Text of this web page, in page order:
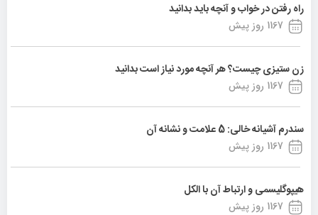
راه رفتن در خواب و آنچه باید بدانید
1167 روز پیش
زن ستیزی چیست؟ هر آنچه مورد نیاز است بدانید
1167 روز پیش
سندرم آشیانه خالی: 5 علامت و نشانه آن
1167 روز پیش
هیپوگلیسمی و ارتباط آن با الکل
1167 روز پیش